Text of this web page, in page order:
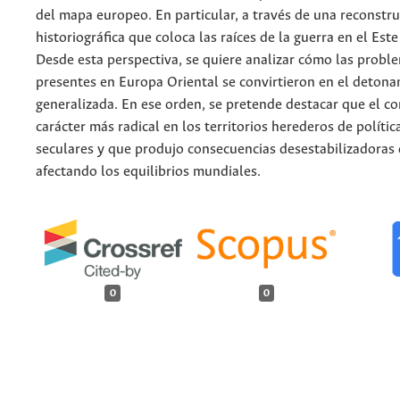
del mapa europeo. En particular, a través de una
historiográfica que coloca las raíces de la guerra en el
Desde esta perspectiva, se quiere analizar cómo las
presentes en Europa Oriental se convirtieron en el
generalizada. En ese orden, se pretende destacar que el
carácter más radical en los territorios herederos de
seculares y que produjo consecuencias desestabilizadoras
afectando los equilibrios mundiales.
0 0